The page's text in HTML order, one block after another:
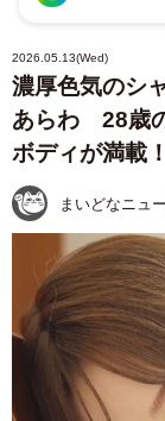
2026.05.13(Wed)
濃厚色気のシ
あらわ 28歳
ボディが満載！
まいどなニュ